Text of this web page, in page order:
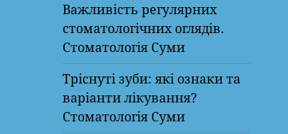
Важливість регулярних
стоматологічних оглядів.
Стоматологія Суми
Тріснуті зуби: які ознаки та
варіанти лікування?
Стоматологія Суми